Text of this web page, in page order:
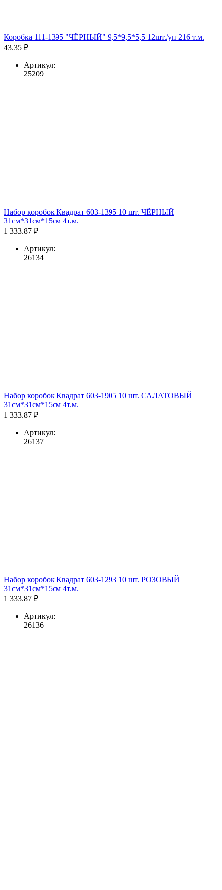
Коробка 111-1395 "ЧЁРНЫЙ" 9,5*9,5*5,5 12шт./уп 216 т.м.
43.35 ₽
Артикул:
25209
Набор коробок Квадрат 603-1395 10 шт. ЧЁРНЫЙ
31см*31см*15см 4т.м.
1 333.87 ₽
Артикул:
26134
Набор коробок Квадрат 603-1905 10 шт. САЛАТОВЫЙ
31см*31см*15см 4т.м.
1 333.87 ₽
Артикул:
26137
Набор коробок Квадрат 603-1293 10 шт. РОЗОВЫЙ
31см*31см*15см 4т.м.
1 333.87 ₽
Артикул:
26136